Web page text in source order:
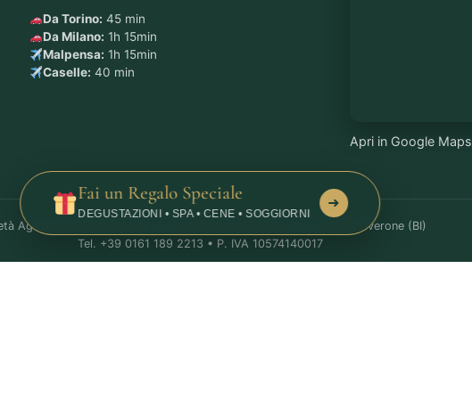
Fai un Regalo Speciale
DEGUSTAZIONI • SPA • CENE • SOGGIORNI
➜
Da Torino: 45 min
Da Milano: 1h 15min
Malpensa: 1h 15min
Caselle: 40 min
Apri in Google Maps
Agricola Tenuta Duca SS • Via Cascine di Ponente, 21 • 13886 Viverone (BI)
Tel. +39 0161 189 2213 • P. IVA 10574140017